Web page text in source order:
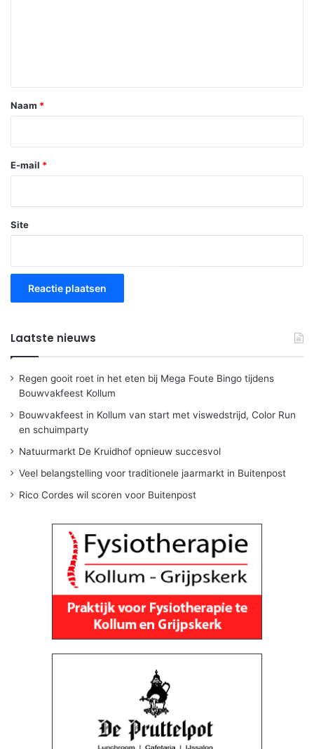
*
Naam *
E-mail *
Site
Laatste nieuws
Regen gooit roet in het eten bij Mega Foute Bingo tijdens
Bouwvakfeest Kollum
Bouwvakfeest in Kollum van start met viswedstrijd, Color Run
en schuimparty
Natuurmarkt De Kruidhof opnieuw succesvol
Veel belangstelling voor traditionele jaarmarkt in Buitenpost
Rico Cordes wil scoren voor Buitenpost